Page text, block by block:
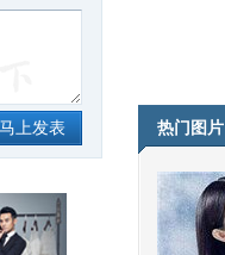
热门图片